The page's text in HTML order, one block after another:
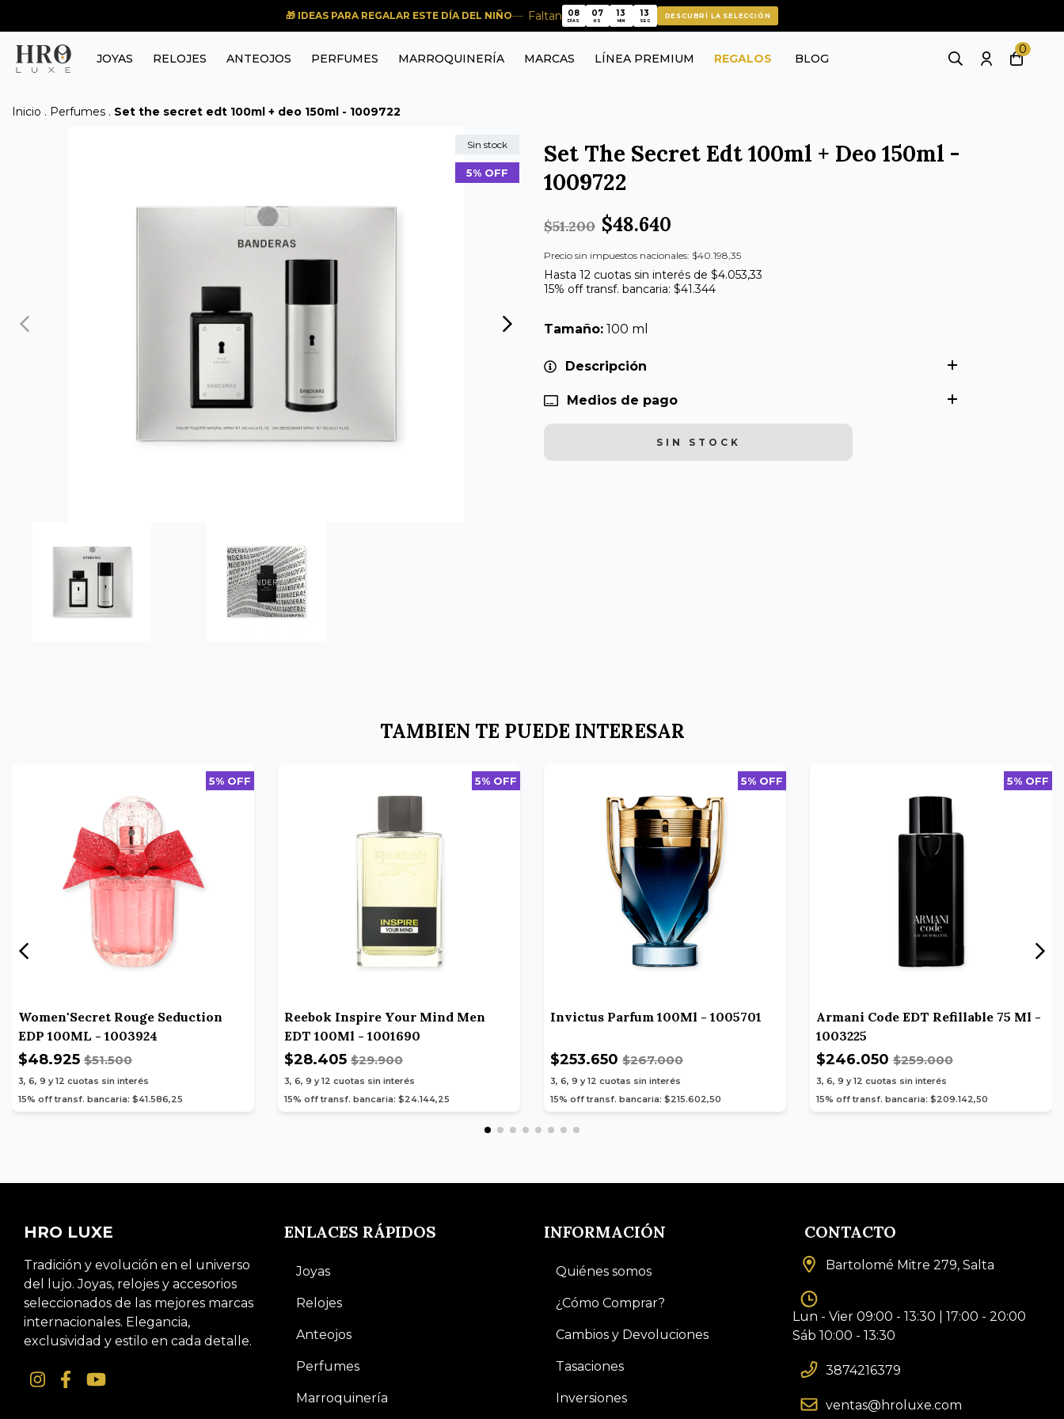
🎁 IDEAS PARA REGALAR ESTE DÍA DEL NIÑO Faltan
08
08
DÍAS
07
07
HS
13
13
MIN
12
12
SEG
DESCUBRÍ LA SELECCIÓN
JOYAS RELOJES ANTEOJOS PERFUMES MARROQUINERÍA MARCAS LÍNEA PREMIUM REGALOS BLOG
0
Inicio . Perfumes . Set the secret edt 100ml + deo 150ml - 1009722
Sin stock
5% OFF
Set The Secret Edt 100ml + Deo 150ml -
1009722
$51.200 $48.640
Precio sin impuestos nacionales: $40.198,35
Hasta 12 cuotas sin interés de $4.053,33
15% off transf. bancaria: $41.344
Tamaño: 100 ml
Descripción
Medios de pago
TAMBIEN TE PUEDE INTERESAR
5% OFF
Women'Secret Rouge Seduction
EDP 100ML - 1003924
$48.925 $51.500
3, 6, 9 y 12 cuotas sin interés
15% off transf. bancaria: $41.586,25
5% OFF
Reebok Inspire Your Mind Men
EDT 100Ml - 1001690
$28.405 $29.900
3, 6, 9 y 12 cuotas sin interés
15% off transf. bancaria: $24.144,25
5% OFF
Invictus Parfum 100Ml - 1005701
$253.650 $267.000
3, 6, 9 y 12 cuotas sin interés
15% off transf. bancaria: $215.602,50
5% OFF
Armani Code EDT Refillable 75 Ml -
1003225
$246.050 $259.000
3, 6, 9 y 12 cuotas sin interés
15% off transf. bancaria: $209.142,50
HRO LUXE
Tradición y evolución en el universo
del lujo. Joyas, relojes y accesorios
seleccionados de las mejores marcas
internacionales. Elegancia,
exclusividad y estilo en cada detalle.
ENLACES RÁPIDOS
Joyas
Relojes
Anteojos
Perfumes
Marroquinería
INFORMACIÓN
Quiénes somos
¿Cómo Comprar?
Cambios y Devoluciones
Tasaciones
Inversiones
CONTACTO
Bartolomé Mitre 279, Salta
Lun - Vier 09:00 - 13:30 | 17:00 - 20:00
Sáb 10:00 - 13:30
3874216379
ventas@hroluxe.com